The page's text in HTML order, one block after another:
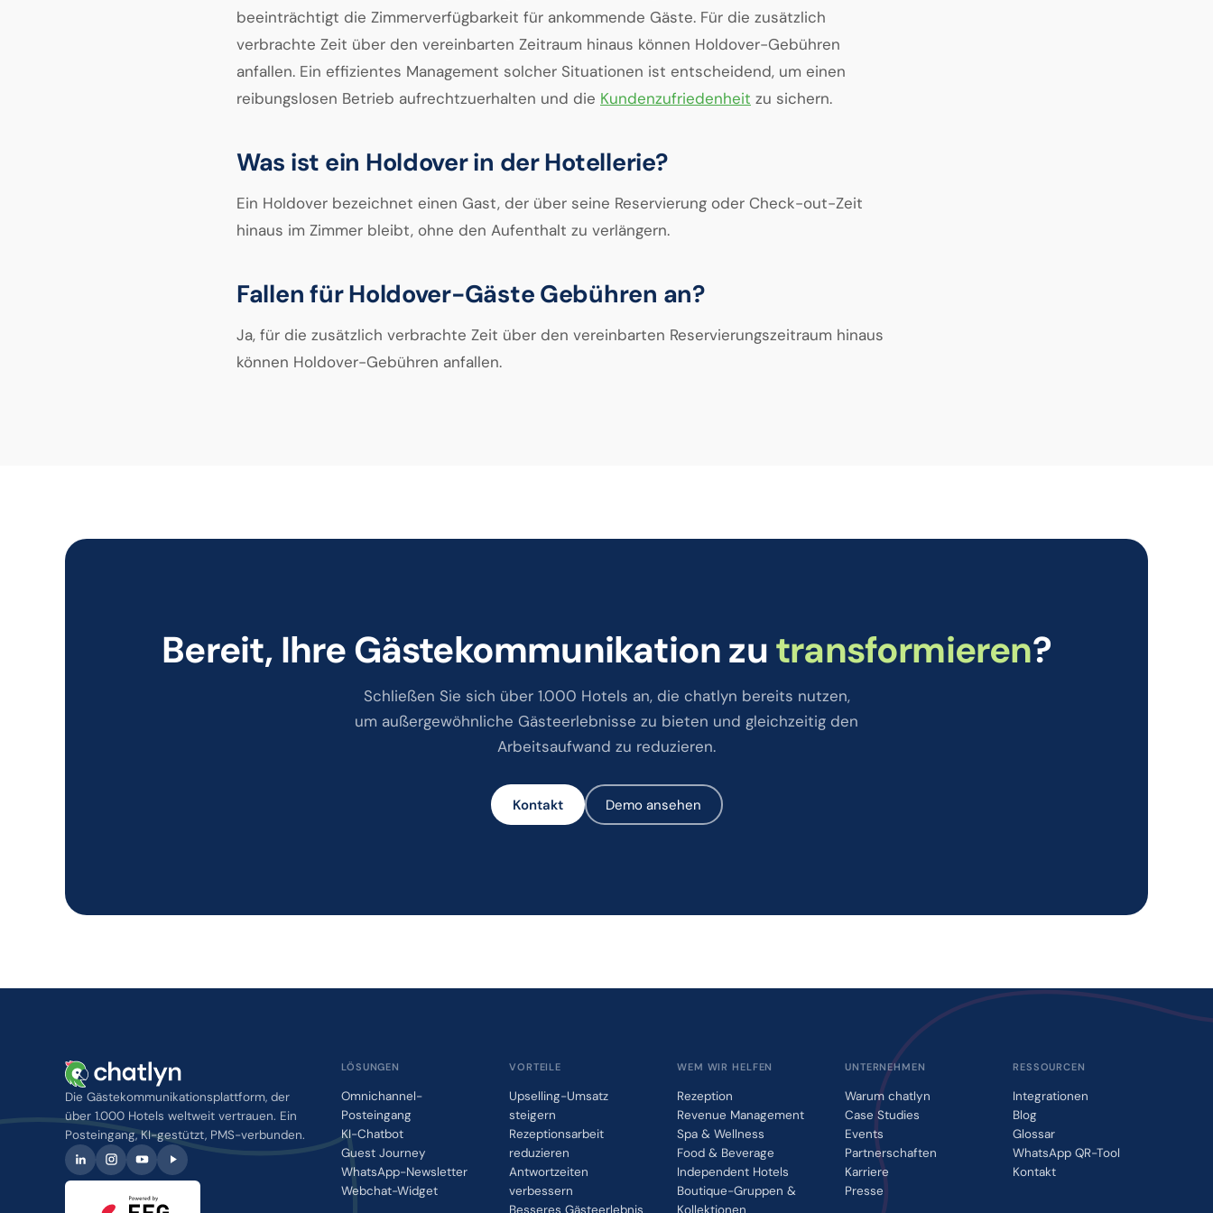
beeinträchtigt die Zimmerverfügbarkeit für ankommende Gäste. Für die zusätzlich
verbrachte Zeit über den vereinbarten Zeitraum hinaus können Holdover-Gebühren
anfallen. Ein effizientes Management solcher Situationen ist entscheidend, um einen
reibungslosen Betrieb aufrechtzuerhalten und die Kundenzufriedenheit zu sichern.
Was ist ein Holdover in der Hotellerie?
Ein Holdover bezeichnet einen Gast, der über seine Reservierung oder Check-out-Zeit
hinaus im Zimmer bleibt, ohne den Aufenthalt zu verlängern.
Fallen für Holdover-Gäste Gebühren an?
Ja, für die zusätzlich verbrachte Zeit über den vereinbarten Reservierungszeitraum hinaus
können Holdover-Gebühren anfallen.
Bereit, Ihre Gästekommunikation zutransformieren?
Schließen Sie sich über 1.000 Hotels an, die chatlyn bereits nutzen,
um außergewöhnliche Gästeerlebnisse zu bieten und gleichzeitig den
Arbeitsaufwand zu reduzieren.
Kontakt Demo ansehen
Die Gästekommunikationsplattform, der
über 1.000 Hotels weltweit vertrauen. Ein
Posteingang, KI-gestützt, PMS-verbunden.
LÖSUNGEN
Omnichannel-
Posteingang
KI-Chatbot
Guest Journey
WhatsApp-Newsletter
Webchat-Widget
VORTEILE
Upselling-Umsatz
steigern
Rezeptionsarbeit
reduzieren
Antwortzeiten
verbessern
Besseres Gästeerlebnis
WEM WIR HELFEN
Rezeption
Revenue Management
Spa & Wellness
Food & Beverage
Independent Hotels
Boutique-Gruppen &
Kollektionen
UNTERNEHMEN
Warum chatlyn
Case Studies
Events
Partnerschaften
Karriere
Presse
RESSOURCEN
Integrationen
Blog
Glossar
WhatsApp QR-Tool
Kontakt